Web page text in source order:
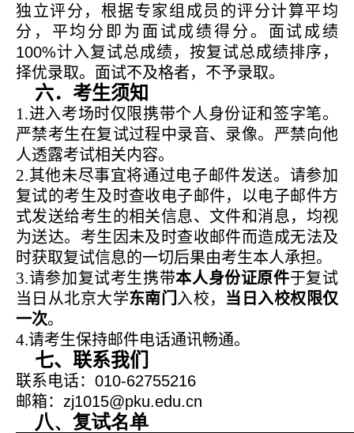
独立评分，根据专家组成员的评分计算平均
分，平均分即为面试成绩得分。面试成绩
100%计入复试总成绩，按复试总成绩排序，
择优录取。面试不及格者，不予录取。
六．考生须知
1 .进入考场时仅限携带个人身份证和签字笔。
严禁考生在复试过程中录音、录像。严禁向他
人透露考试相关内容。
2.其他未尽事宜将通过电子邮件发送。请参加
复试的考生及时查收电子邮件，以电子邮件方
式发送给考生的相关信息、文件和消息，均视
为送达。考生因未及时查收邮件而造成无法及
时获取复试信息的一切后果由考生本人承担。
3.请参加复试考生携带本人身份证原件于复试
当日从北京大学东南门 入校， 当日入校权限仅
一次。
4.请考生保持邮件电话通讯畅通。
七、联系我们
联系电话： 010-62755216
邮箱： zj1015@pku.edu.cn
八、复试名单